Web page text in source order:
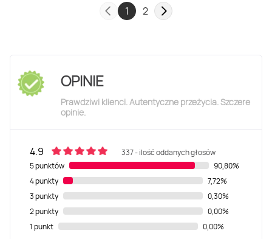
1 2
OPINIE
Prawdziwi klienci. Autentyczne przeżycia. Szczere
opinie.
4.9
337 - ilość oddanych głosów
5 punktów
90,80%
4 punkty
7,72%
3 punkty
0,30%
2 punkty
0,00%
1 punkt
0,00%